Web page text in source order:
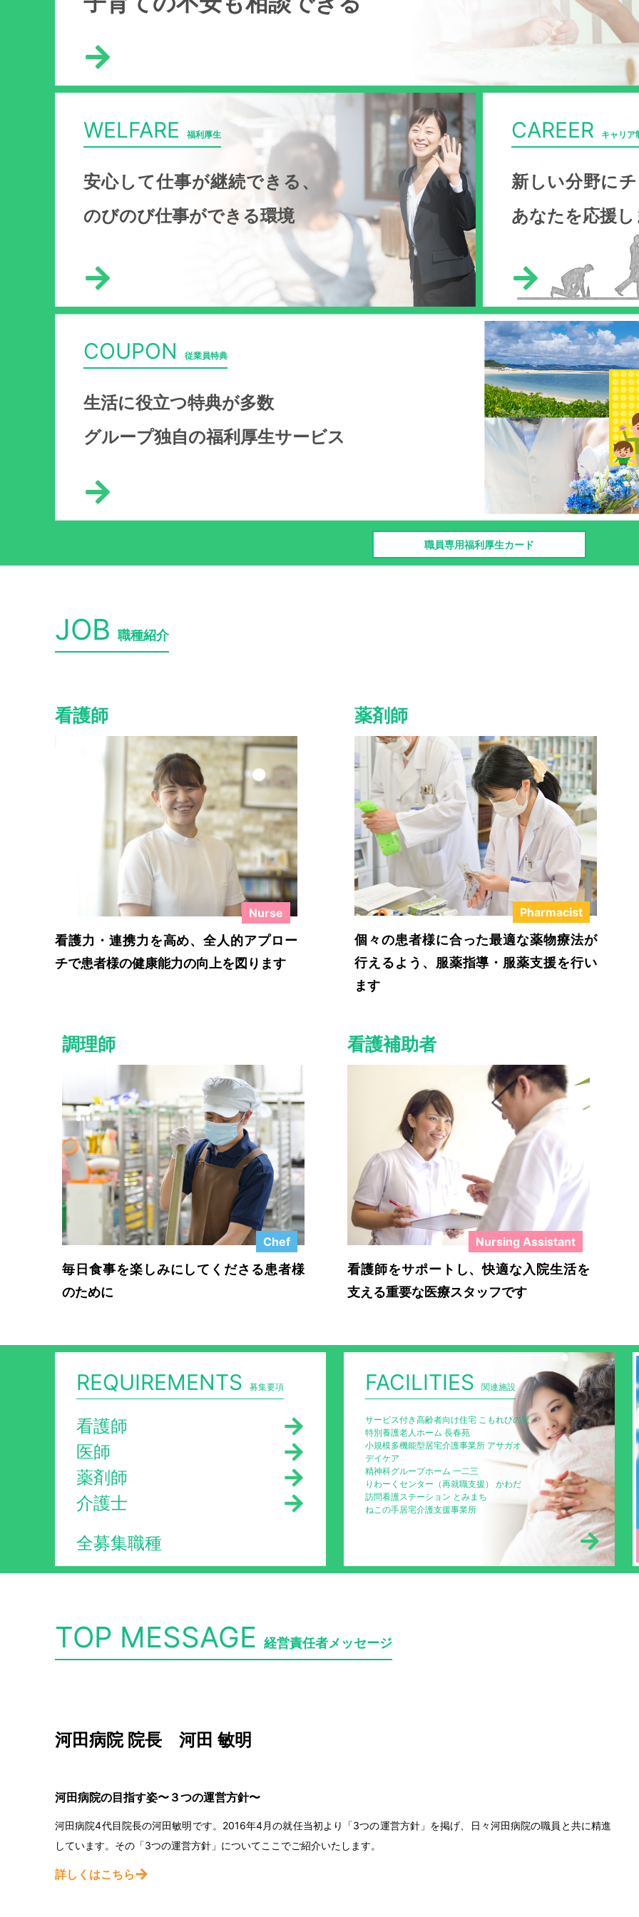
WELFARE 福利厚生
安心して仕事が継続できる、
のびのび仕事ができる環境
CAREER キャリア
新しい分野に
あなたを応援
COUPON 従業員特典
生活に役立つ特典が多数
グループ独自の福利厚生サービス
職員専用福利厚生カード
JOB 職種紹介
看護師
Nurse
看護力・連携力を高め、全人的アプロー
チで患者様の健康能力の向上を図ります
詳しくみる薬剤師
Pharmacist
個々の患者様に合った最適な薬物療法が
行えるよう、服薬指導・服薬支援を行い
ます
調理師
Chef
毎日食事を楽しみにしてくださる患者様
のために
詳しくみる看護補助者
Nursing Assistant
看護師をサポートし、快適な入院生活を
支える重要な医療スタッフです
REQUIREMENTS 募集要項
看護師
医師
薬剤師
介護士
全募集職種
FACILITIES 関連施設
サービス付き高齢者向け住宅 こもれびの里
特別養護老人ホーム 長春苑
小規模多機能型居宅介護事業所 アサガオ
デイケア
精神科グループホーム 一二三
りわーくセンター（再就職支援） かわだ
訪問看護ステーション とみまち
ねこの手居宅介護支援事業所
詳し
TOP MESSAGE 経営責任者メッセージ
河田病院 院長 河田 敏明
河田病院の目指す姿〜３つの運営方針〜
河田病院4代目院長の河田敏明です。2016年4月の就任当初より「3つの運営方針」を掲げ、日々河田病院の職員と共に精進
しています。その「3つの運営方針」についてここでご紹介いたします。
詳しくはこちら